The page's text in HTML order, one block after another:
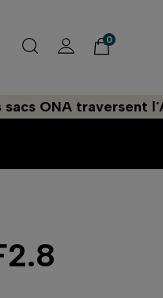
0
traversent